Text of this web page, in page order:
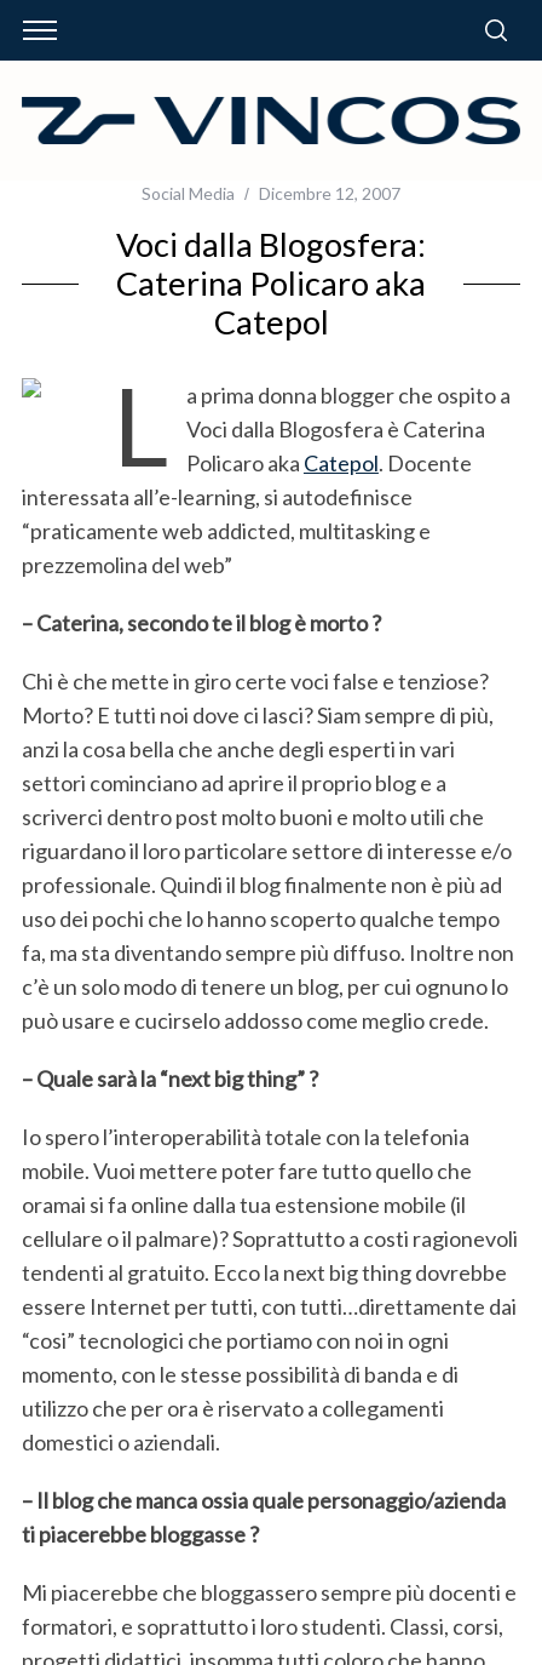
Social Media Dicembre 12, 2007
Voci dalla Blogosfera:
Caterina Policaro aka
Catepol
L
a prima donna blogger che ospito a
Voci dalla Blogosfera è Caterina
Policaro aka Catepol. Docente
interessata all’e-learning, si autodefinisce
“praticamente web addicted, multitasking e
prezzemolina del web”
– Caterina, secondo te il blog è morto ?
Chi è che mette in giro certe voci false e tenziose?
Morto? E tutti noi dove ci lasci? Siam sempre di più,
anzi la cosa bella che anche degli esperti in vari
settori cominciano ad aprire il proprio blog e a
scriverci dentro post molto buoni e molto utili che
riguardano il loro particolare settore di interesse e/o
professionale. Quindi il blog finalmente non è più ad
uso dei pochi che lo hanno scoperto qualche tempo
fa, ma sta diventando sempre più diffuso. Inoltre non
c’è un solo modo di tenere un blog, per cui ognuno lo
può usare e cucirselo addosso come meglio crede.
– Quale sarà la “next big thing” ?
Io spero l’interoperabilità totale con la telefonia
mobile. Vuoi mettere poter fare tutto quello che
oramai si fa online dalla tua estensione mobile (il
cellulare o il palmare)? Soprattutto a costi ragionevoli
tendenti al gratuito. Ecco la next big thing dovrebbe
essere Internet per tutti, con tutti…direttamente dai
“cosi” tecnologici che portiamo con noi in ogni
momento, con le stesse possibilità di banda e di
utilizzo che per ora è riservato a collegamenti
domestici o aziendali.
– Il blog che manca ossia quale personaggio/azienda
ti piacerebbe bloggasse ?
Mi piacerebbe che bloggassero sempre più docenti e
formatori, e soprattutto i loro studenti. Classi, corsi,